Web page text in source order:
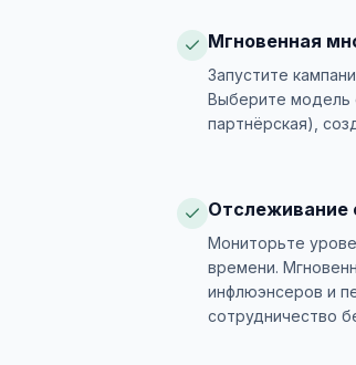
Мгновенная
Запустите
Выберите модель
партнёрская),
Отслеживание
Мониторьте
времени.
инфлюэнсеров и
сотрудничество